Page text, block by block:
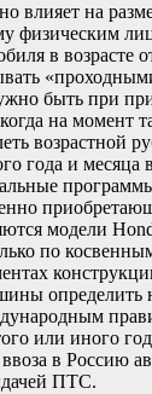
влияет на
в возрасте
быть при
на момент
возрастной
года и месяца
модели
по
определить
или иного
в Россию
ПТС.